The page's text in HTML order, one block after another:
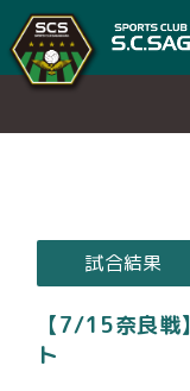
試合結果
【7/15奈良戦
ト